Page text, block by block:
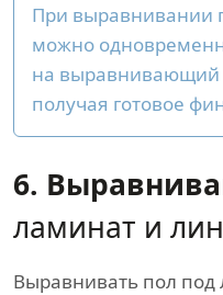
При выравнивании
можно
на выравнивающий
получая готовое
6.
ламинат и
Выравнивать пол